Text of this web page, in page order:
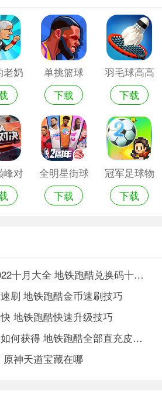
老奶
修
单挑篮球
2026无限内
购
下载
羽毛球高高
手
下载
峰对
全明星街球
派对
下载
冠军足球物
语2
下载
地铁跑酷兑换码2022十月大全 地铁跑酷兑换码十月最新汇总
刷 地铁跑酷金币速刷技巧
地铁跑酷快速升级技巧
地铁跑酷直充皮肤如何获得 地铁跑酷全部直充皮肤获取途径
神天遒宝藏在哪